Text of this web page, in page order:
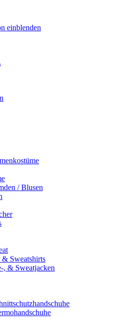
einblenden
/ Blusen
Sweatshirts
, & Sweatjacken